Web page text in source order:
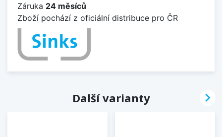
Záruka 24 měsíců
Zboží pochází z oficiální distribuce pro ČR
Další varianty 